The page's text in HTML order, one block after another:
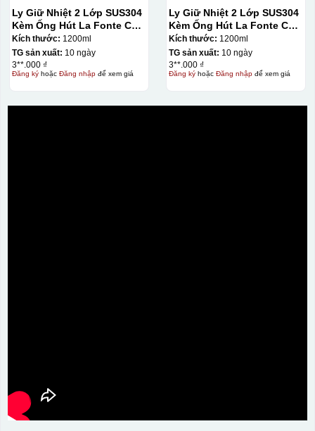
Ly Giữ Nhiệt 2 Lớp SUS304
Kèm Ống Hút La Fonte Có
Tay Cầm 1200ml
Kích thước: 1200ml
TG sản xuất: 10 ngày
3**.000 ₫
Đăng kýhoặc Đăng nhậpđể xem giá
Ly Giữ Nhiệt 2 Lớp SUS304
Kèm Ống Hút La Fonte Có
Tay Cầm 1200ml
Kích thước: 1200ml
TG sản xuất: 10 ngày
3**.000 ₫
Đăng kýhoặc Đăng nhậpđể xem giá